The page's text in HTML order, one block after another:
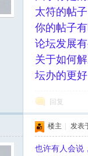
太符的帖
你的帖子
论坛发展
关于如何
坛办的更
回复
楼主 发表
也许有人会说